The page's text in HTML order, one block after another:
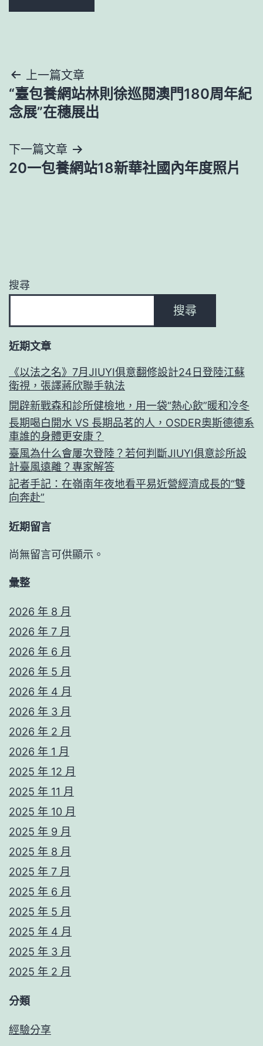
文
章
覽
上一篇文章
“臺包養網站林則徐巡閱澳門180周年紀
念展”在穗展出
下一篇文章
20一包養網站18新華社國內年度照片
搜尋
搜尋
近期文章
《以法之名》7月JIUYI俱意翻修設計24日登陸江蘇
衛視，張譯蔣欣聯手執法
開辟新戰森和診所健檢地，用一袋“熱心飲”暖和冷冬
長期喝白開水 VS 長期品茗的人，OSDER奧斯德德系
車誰的身體更安康？
臺風為什么會屢次登陸？若何判斷JIUYI俱意診所設
計臺風遠離？專家解答
記者手記：在嶺南年夜地看平易近營經濟成長的“雙
向奔赴”
近期留言
尚無留言可供顯示。
彙整
2026 年 8 月
2026 年 7 月
2026 年 6 月
2026 年 5 月
2026 年 4 月
2026 年 3 月
2026 年 2 月
2026 年 1 月
2025 年 12 月
2025 年 11 月
2025 年 10 月
2025 年 9 月
2025 年 8 月
2025 年 7 月
2025 年 6 月
2025 年 5 月
2025 年 4 月
2025 年 3 月
2025 年 2 月
分類
經驗分享